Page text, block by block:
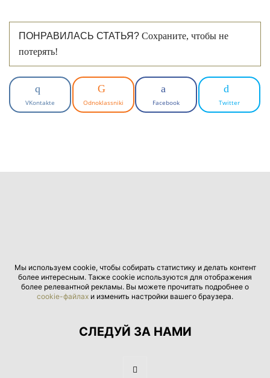
ПОНРАВИЛАСЬ СТАТЬЯ? Сохраните, чтобы не
потерять!
VKontakte Odnoklassniki Facebook Twitter
Мы используем cookie, чтобы собирать статистику и делать контент
более интересным. Также cookie используются для отображения
более релевантной рекламы. Вы можете прочитать подробнее о
cookie-файлах и изменить настройки вашего браузера.
СЛЕДУЙ ЗА НАМИ